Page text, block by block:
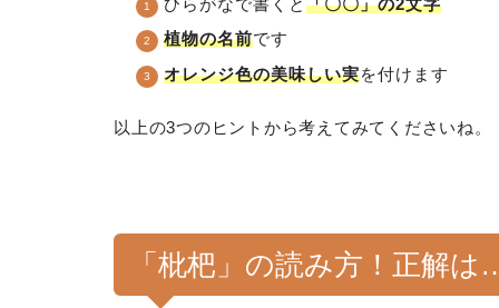
植物の名前です
オレンジ色の美味しい実を付けます
以上の3つのヒントから考えてみてくださいね。
「枇杷」の読み方！正解は